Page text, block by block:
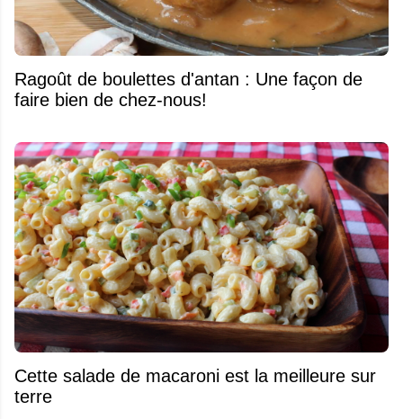
Ragoût de boulettes d'antan : Une façon de
faire bien de chez-nous!
Cette salade de macaroni est la meilleure sur
terre